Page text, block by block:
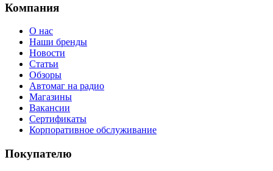
Компания
О нас
Наши бренды
Новости
Статьи
Обзоры
Автомаг на радио
Магазины
Вакансии
Сертификаты
Корпоративное обслуживание
Покупателю